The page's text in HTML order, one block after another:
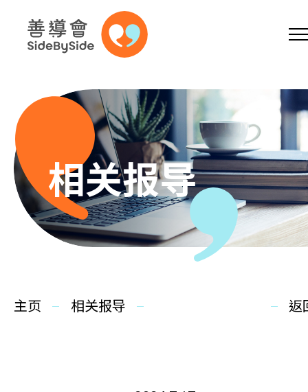
跳到内容（按回车键）
A A A EN
主页
同你讲故事
相关报导
主页 相关报导 返